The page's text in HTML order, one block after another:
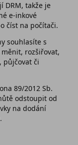
DRM, takže je
e-inkové
číst na počítači.
souhlasíte s
rozšiřovat,
půjčovat či
89/2012 Sb.
odstoupit od
na dodání